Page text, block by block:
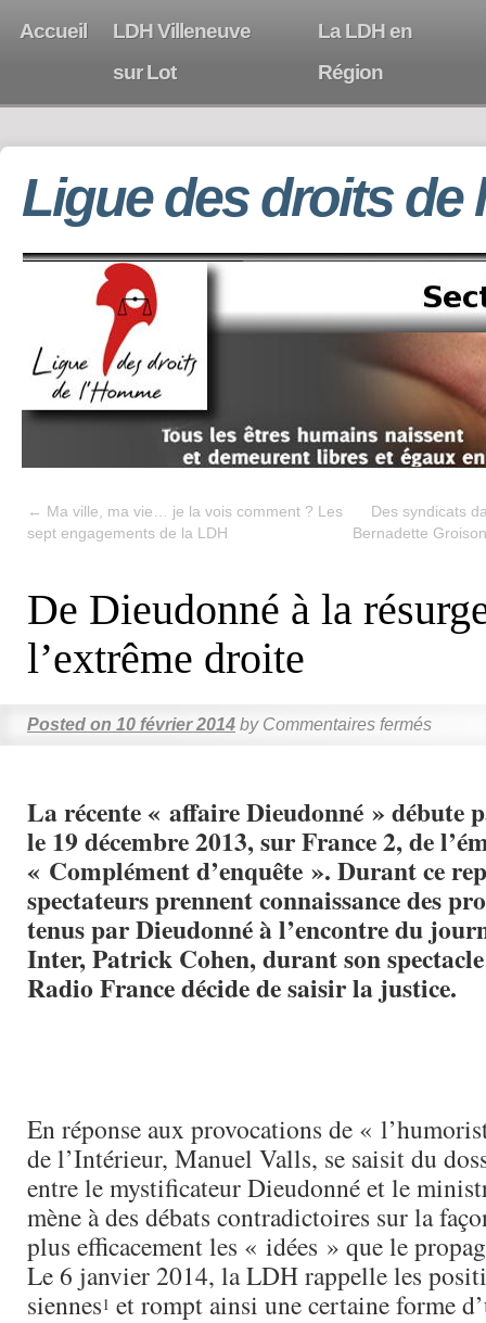
Accueil
LDH Villeneuve
sur Lot
La LDH en
Région
Ligue des droits de
← Ma ville, ma vie… je la vois comment ? Les
sept engagements de la LDH
Des syndicats
Bernadette
De Dieudonné à la
l’extrême droite
Posted on 10 février 2014 by Commentaires fermés
La récente « affaire Dieudonné » débute
le 19 décembre 2013, sur France 2, de
« Complément d’enquête ». Durant ce
spectateurs prennent connaissance des
tenus par Dieudonné à l’encontre du
Inter, Patrick Cohen, durant son
Radio France décide de saisir la justice.
En réponse aux provocations de «
de l’Intérieur, Manuel Valls, se saisit du
entre le mystificateur Dieudonné et le
mène à des débats contradictoires sur la
plus efficacement les « idées » que le
Le 6 janvier 2014, la LDH rappelle les
siennes1 et rompt ainsi une certaine forme